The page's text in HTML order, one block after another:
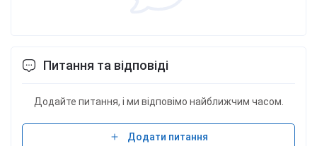
Питання та відповіді
Додайте питання, і ми відповімо найближчим часом.
Додати питання